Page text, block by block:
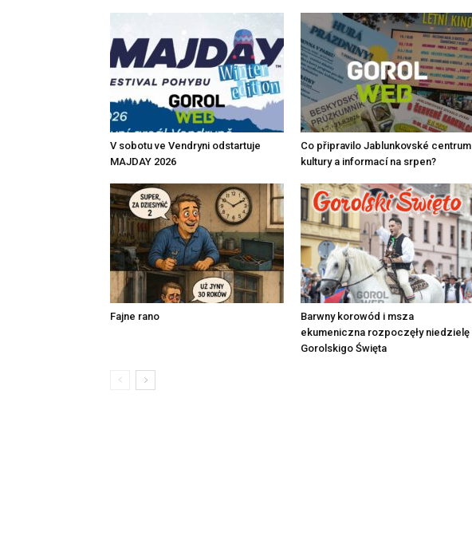
V sobotu ve Vendryni odstartuje
MAJDAY 2026
Co připravilo Jablunkovské centrum
kultury a informací na srpen?
Fajne rano
Barwny korowód i msza
ekumeniczna rozpoczęły niedzielę
Gorolskigo Święta